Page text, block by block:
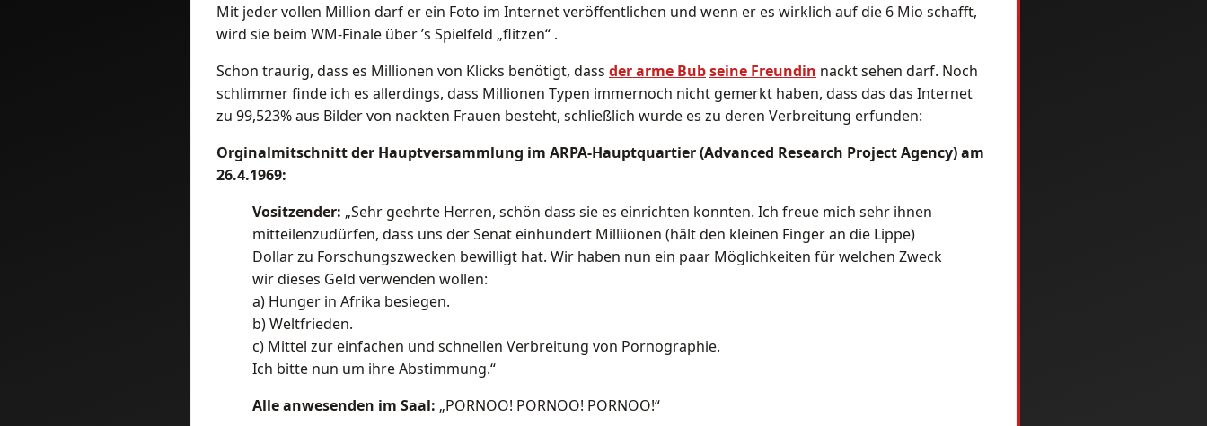
Mit jeder vollen Million darf er ein Foto im Internet veröffentlichen und wenn er es wirklich auf die 6 Mio schafft,
wird sie beim WM-Finale über ’s Spielfeld „flitzen“ .
Schon traurig, dass es Millionen von Klicks benötigt, dass der arme Bubseine Freundin nackt sehen darf. Noch
schlimmer finde ich es allerdings, dass Millionen Typen immernoch nicht gemerkt haben, dass das das Internet
zu 99,523% aus Bilder von nackten Frauen besteht, schließlich wurde es zu deren Verbreitung erfunden:
Orginalmitschnitt der Hauptversammlung im ARPA-Hauptquartier (Advanced Research Project Agency) am
26.4.1969:
Vositzender: „Sehr geehrte Herren, schön dass sie es einrichten konnten. Ich freue mich sehr ihnen
mitteilenzudürfen, dass uns der Senat einhundert Milliionen (hält den kleinen Finger an die Lippe)
Dollar zu Forschungszwecken bewilligt hat. Wir haben nun ein paar Möglichkeiten für welchen Zweck
wir dieses Geld verwenden wollen:
a) Hunger in Afrika besiegen.
b) Weltfrieden.
c) Mittel zur einfachen und schnellen Verbreitung von Pornographie.
Ich bitte nun um ihre Abstimmung.“
Alle anwesenden im Saal: „PORNOO! PORNOO! PORNOO!“